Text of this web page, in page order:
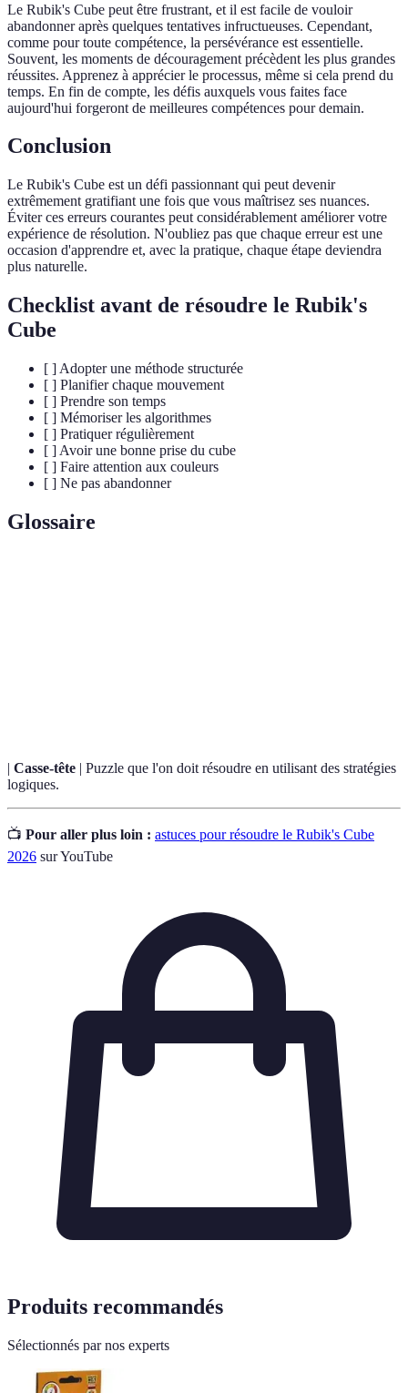
Le Rubik's Cube peut être frustrant, et il est facile de vouloir
abandonner après quelques tentatives infructueuses. Cependant,
comme pour toute compétence, la persévérance est essentielle.
Souvent, les moments de découragement précèdent les plus grandes
réussites. Apprenez à apprécier le processus, même si cela prend du
temps. En fin de compte, les défis auxquels vous faites face
aujourd'hui forgeront de meilleures compétences pour demain.
Conclusion
Le Rubik's Cube est un défi passionnant qui peut devenir
extrêmement gratifiant une fois que vous maîtrisez ses nuances.
Éviter ces erreurs courantes peut considérablement améliorer votre
expérience de résolution. N'oubliez pas que chaque erreur est une
occasion d'apprendre et, avec la pratique, chaque étape deviendra
plus naturelle.
Checklist avant de résoudre le Rubik's
Cube
[ ] Adopter une méthode structurée
[ ] Planifier chaque mouvement
[ ] Prendre son temps
[ ] Mémoriser les algorithmes
[ ] Pratiquer régulièrement
[ ] Avoir une bonne prise du cube
[ ] Faire attention aux couleurs
[ ] Ne pas abandonner
Glossaire
| Casse-tête | Puzzle que l'on doit résoudre en utilisant des stratégies
logiques.
📺 Pour aller plus loin : astuces pour résoudre le Rubik's Cube
2026 sur YouTube
Produits recommandés
Sélectionnés par nos experts